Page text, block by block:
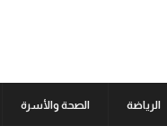
الرياضة الصحة والأسرة